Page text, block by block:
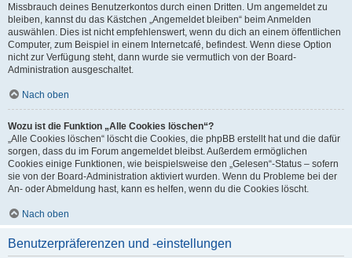
Missbrauch deines Benutzerkontos durch einen Dritten. Um angemeldet zu
bleiben, kannst du das Kästchen „Angemeldet bleiben“ beim Anmelden
auswählen. Dies ist nicht empfehlenswert, wenn du dich an einem öffentlichen
Computer, zum Beispiel in einem Internetcafé, befindest. Wenn diese Option
nicht zur Verfügung steht, dann wurde sie vermutlich von der Board-
Administration ausgeschaltet.
Nach oben
Wozu ist die Funktion „Alle Cookies löschen“?
„Alle Cookies löschen“ löscht die Cookies, die phpBB erstellt hat und die dafür
sorgen, dass du im Forum angemeldet bleibst. Außerdem ermöglichen
Cookies einige Funktionen, wie beispielsweise den „Gelesen“-Status – sofern
sie von der Board-Administration aktiviert wurden. Wenn du Probleme bei der
An- oder Abmeldung hast, kann es helfen, wenn du die Cookies löscht.
Nach oben
Benutzerpräferenzen und -einstellungen